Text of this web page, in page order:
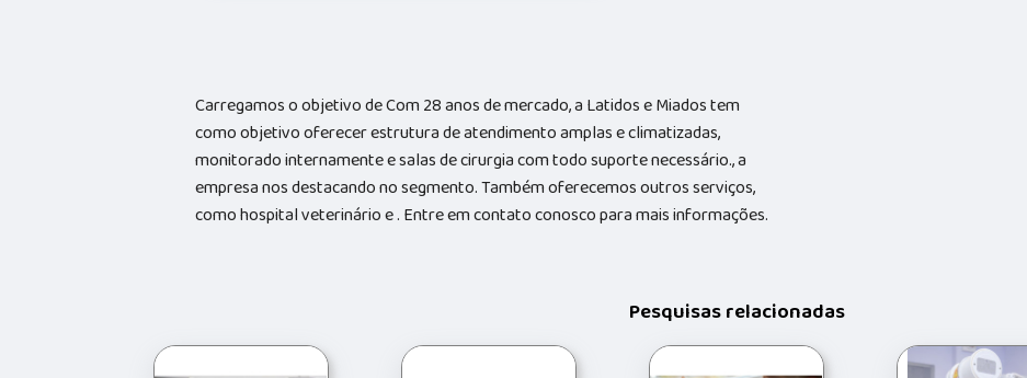
Carregamos o objetivo de Com 28 anos de mercado, a Latidos e Miados tem
como objetivo oferecer estrutura de atendimento amplas e climatizadas,
monitorado internamente e salas de cirurgia com todo suporte necessário., a
empresa nos destacando no segmento. Também oferecemos outros serviços,
como hospital veterinário e . Entre em contato conosco para mais informações.
Pesquisas relacionadas